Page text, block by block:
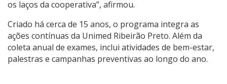
os laços da cooperativa”, afirmou.
Criado há cerca de 15 anos, o programa integra as
ações contínuas da Unimed Ribeirão Preto. Além da
coleta anual de exames, inclui atividades de bem-estar,
palestras e campanhas preventivas ao longo do ano.